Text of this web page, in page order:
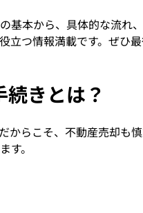
の基本から、具体的な流れ
立つ情報満載です。ぜひ最
きとは？
からこそ、不動産売却も
す。